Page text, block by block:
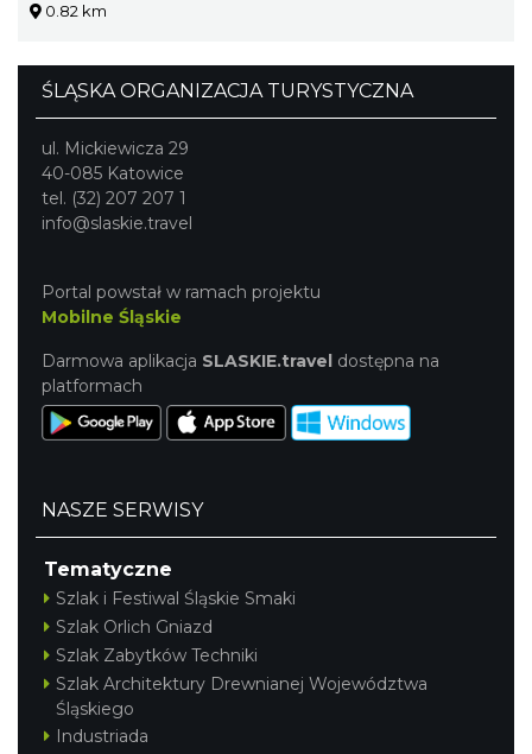
0.82 km
ŚLĄSKA ORGANIZACJA TURYSTYCZNA
ul. Mickiewicza 29
40-085 Katowice
tel. (32) 207 207 1
info@slaskie.travel
Portal powstał w ramach projektu
Mobilne Śląskie
Darmowa aplikacja SLASKIE.travel dostępna na
platformach
NASZE SERWISY
Tematyczne
Szlak i Festiwal Śląskie Smaki
Szlak Orlich Gniazd
Szlak Zabytków Techniki
Szlak Architektury Drewnianej Województwa
Śląskiego
Industriada